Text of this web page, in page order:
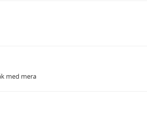
med mera